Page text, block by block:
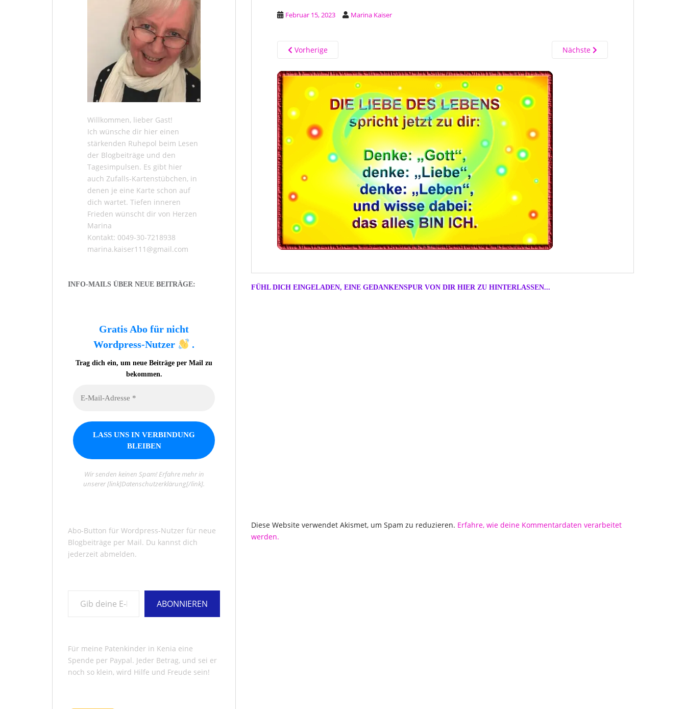
Februar 15, 2023 Marina Kaiser
Vorherige Nächste
FÜHL DICH EINGELADEN, EINE GEDANKENSPUR VON DIR HIER ZU HINTERLASSEN...
Diese Website verwendet Akismet, um Spam zu reduzieren. Erfahre, wie deine Kommentardaten verarbeitet
werden.
Willkommen, lieber Gast!
Ich wünsche dir hier einen
stärkenden Ruhepol beim Lesen
der Blogbeiträge und den
Tagesimpulsen. Es gibt hier
auch Zufalls-Kartenstübchen, in
denen je eine Karte schon auf
dich wartet. Tiefen inneren
Frieden wünscht dir von Herzen
Marina
Kontakt: 0049-30-7218938
marina.kaiser111@gmail.com
INFO-MAILS ÜBER NEUE BEITRÄGE:
Gratis Abo für nicht
Wordpress-Nutzer
.
Trag dich ein, um neue Beiträge per Mail zu
bekommen.
Wir senden keinen Spam! Erfahre mehr in
unserer [link]Datenschutzerklärung[/link].
Abo-Button für Wordpress-Nutzer für neue
Blogbeiträge per Mail. Du kannst dich
jederzeit abmelden.
ABONNIEREN
Für meine Patenkinder in Kenia eine
Spende per Paypal. Jeder Betrag, und sei er
noch so klein, wird Hilfe und Freude sein!